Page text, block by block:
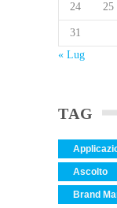
24 25
31
« Lug
TAG
Ascolto
Brand